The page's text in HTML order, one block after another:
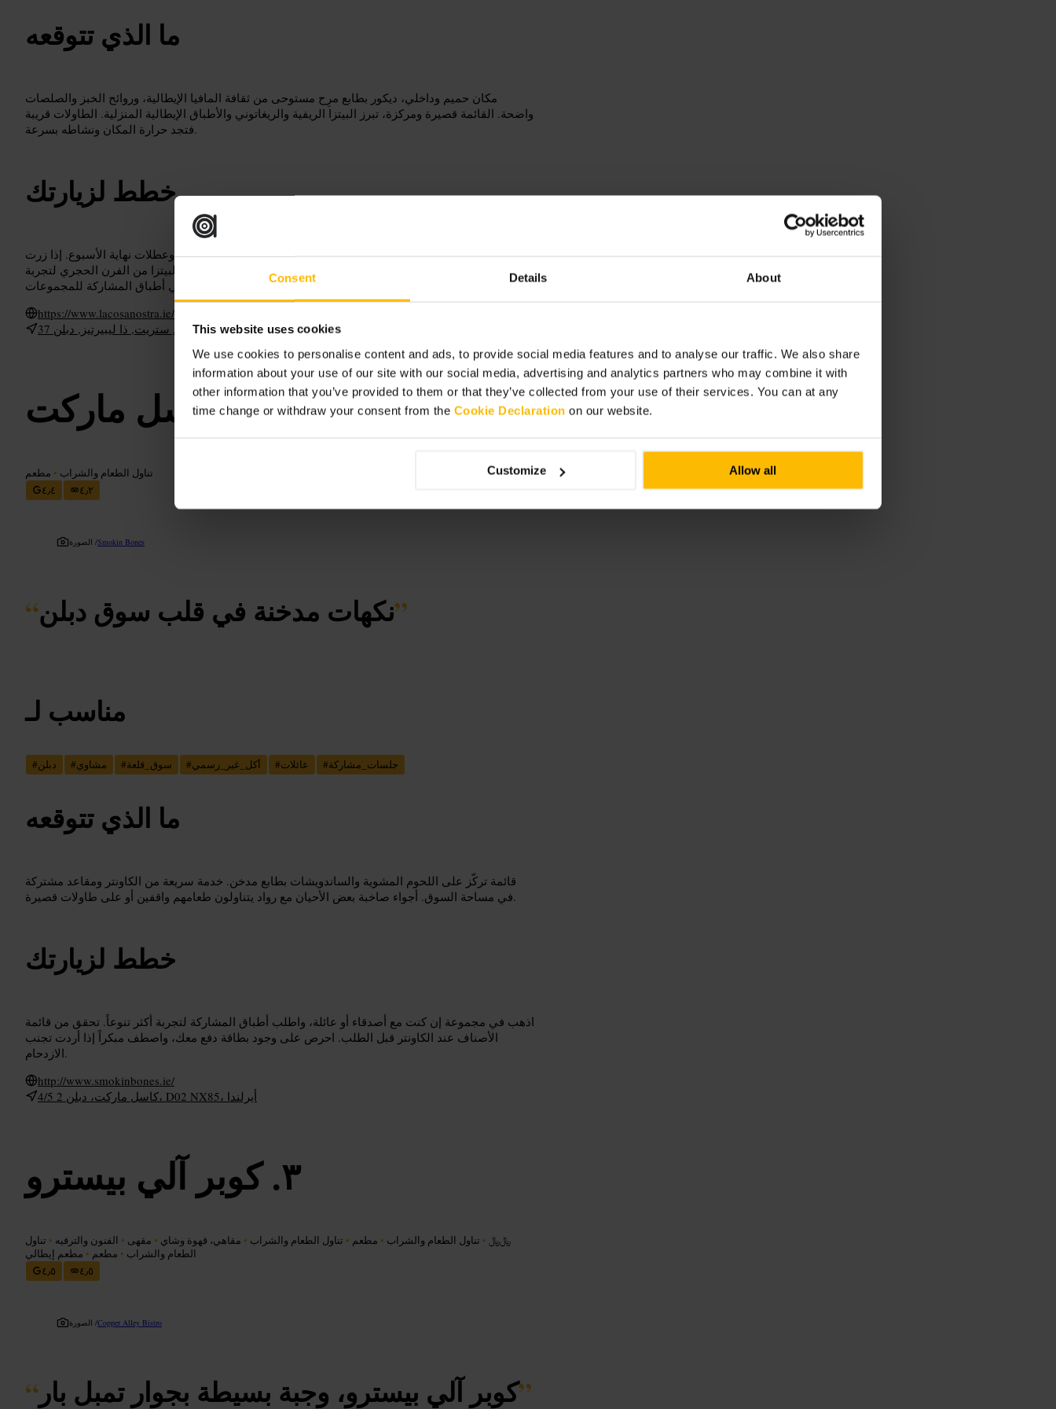
Consent Details About
This website uses cookies
We use cookies to personalise content and ads, to provide social media features and to analyse our traffic. We also share
information about your use of our site with our social media, advertising and analytics partners who may combine it with
other information that you’ve provided to them or that they’ve collected from your use of their services. You can at any
time change or withdraw your consent from the Cookie Declaration on our website.
Customize Allow all
ما الذي تتوقعه
مكان حميم وداخلي، ديكور بطابع مرِح مستوحى من ثقافة المافيا الإيطالية، وروائح الخبز والصلصات
واضحة. القائمة قصيرة ومركزة، تبرز البيتزا الريفية والريغاتوني والأطباق الإيطالية المنزلية. الطاولات قريبة
فتجد حرارة المكان ونشاطه بسرعة.
خطط لزيارتك
احجز طاولة عبر الموقع أو الهاتف لتفادي الانتظار، خاصة في المساء وعطلات نهاية الأسبوع. إذا زرت
متحف غينيس ستورهاوس فالمطعم ضمن مسافة مشي مناسبة. اطلب البيتزا من الفرن الحجري لتجربة
https://www.lacosanostra.ie/
37 توماس ستريت, ذا ليبيرتيز, دبلن, D08 A319, أيرلندا
سموكن بونز كاسل ماركت
تناول الطعام والشراب • مطعم
٤٫٤
٤٫٢
الصورة /Smokin Bones
“نكهات مدخنة في قلب سوق دبلن”
مناسب لـ
#دبلن #مشاوي #سوق_قلعة #أكل_غير_رسمي #عائلات #جلسات_مشاركة
ما الذي تتوقعه
قائمة تركّز على اللحوم المشوية والساندويشات بطابع مدخن. خدمة سريعة من الكاونتر ومقاعد مشتركة
في مساحة السوق. أجواء صاخبة بعض الأحيان مع رواد يتناولون طعامهم واقفين أو على طاولات قصيرة.
خطط لزيارتك
اذهب في مجموعة إن كنت مع أصدقاء أو عائلة، واطلب أطباق المشاركة لتجربة أكثر تنوعاً. تحقق من قائمة
الأصناف عند الكاونتر قبل الطلب. احرص على وجود بطاقة دفع معك، واصطف مبكراً إذا أردت تجنب
الازدحام.
http://www.smokinbones.ie/
4/5 كاسل ماركت، دبلن 2، D02 NX85، أيرلندا
كوبر آلي بيسترو
﷼﷼ • تناول الطعام والشراب • مطعم • تناول الطعام والشراب • مقاهي، قهوة وشاي • مقهى • الفنون والترفيه • تناول
الطعام والشراب • مطعم • مطعم إيطالي
٤٫٥
٤٫٥
الصورة /Copper Alley Bistro
“كوبر آلي بيسترو، وجبة بسيطة بجوار تمبل بار”